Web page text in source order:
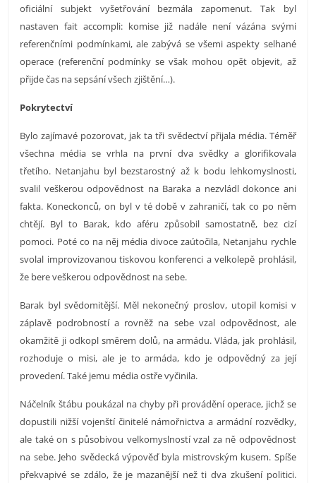
oficiální subjekt vyšetřování bezmála zapomenut. Tak byl
nastaven fait accompli: komise již nadále není vázána svými
referenčními podmínkami, ale zabývá se všemi aspekty selhané
operace (referenční podmínky se však mohou opět objevit, až
přijde čas na sepsání všech zjištění…).
Pokrytectví
Bylo zajímavé pozorovat, jak ta tři svědectví přijala média. Téměř
všechna média se vrhla na první dva svědky a glorifikovala
třetího. Netanjahu byl bezstarostný až k bodu lehkomyslnosti,
svalil veškerou odpovědnost na Baraka a nezvládl dokonce ani
fakta. Koneckonců, on byl v té době v zahraničí, tak co po něm
chtějí. Byl to Barak, kdo aféru způsobil samostatně, bez cizí
pomoci. Poté co na něj média divoce zaútočila, Netanjahu rychle
svolal improvizovanou tiskovou konferenci a velkolepě prohlásil,
že bere veškerou odpovědnost na sebe.
Barak byl svědomitější. Měl nekonečný proslov, utopil komisi v
záplavě podrobností a rovněž na sebe vzal odpovědnost, ale
okamžitě ji odkopl směrem dolů, na armádu. Vláda, jak prohlásil,
rozhoduje o misi, ale je to armáda, kdo je odpovědný za její
provedení. Také jemu média ostře vyčinila.
Náčelník štábu poukázal na chyby při provádění operace, jichž se
dopustili nižší vojenští činitelé námořnictva a armádní rozvědky,
ale také on s působivou velkomyslností vzal za ně odpovědnost
na sebe. Jeho svědecká výpověď byla mistrovským kusem. Spíše
překvapivé se zdálo, že je mazanější než ti dva zkušení politici.